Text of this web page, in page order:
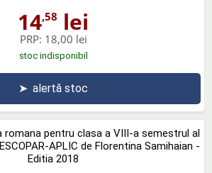
14,58 lei
PRP: 18,00 lei
stoc indisponibil
➤ alertă stoc